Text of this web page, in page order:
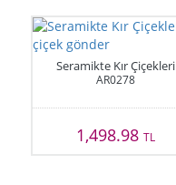
Seramikte Kır Çiçekleri
AR0278
1,498.98TL